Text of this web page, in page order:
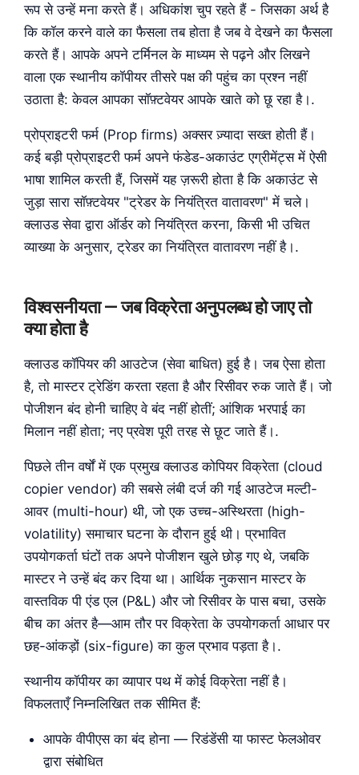
रूप से उन्हें मना करते हैं। अधिकांश चुप रहते हैं - जिसका अर्थ है
कि कॉल करने वाले का फैसला तब होता है जब वे देखने का फैसला
करते हैं। आपके अपने टर्मिनल के माध्यम से पढ़ने और लिखने
वाला एक स्थानीय कॉपीयर तीसरे पक्ष की पहुंच का प्रश्न नहीं
उठाता है: केवल आपका सॉफ़्टवेयर आपके खाते को छू रहा है।.
प्रोप्राइटरी फर्म (Prop firms) अक्सर ज़्यादा सख्त होती हैं।
कई बड़ी प्रोप्राइटरी फर्म अपने फंडेड-अकाउंट एग्रीमेंट्स में ऐसी
भाषा शामिल करती हैं, जिसमें यह ज़रूरी होता है कि अकाउंट से
जुड़ा सारा सॉफ़्टवेयर "ट्रेडर के नियंत्रित वातावरण" में चले।
क्लाउड सेवा द्वारा ऑर्डर को नियंत्रित करना, किसी भी उचित
व्याख्या के अनुसार, ट्रेडर का नियंत्रित वातावरण नहीं है।.
विश्वसनीयता — जब विक्रेता अनुपलब्ध हो जाए तो
क्या होता है
क्लाउड कॉपियर की आउटेज (सेवा बाधित) हुई है। जब ऐसा होता
है, तो मास्टर ट्रेडिंग करता रहता है और रिसीवर रुक जाते हैं। जो
पोजीशन बंद होनी चाहिए वे बंद नहीं होतीं; आंशिक भरपाई का
मिलान नहीं होता; नए प्रवेश पूरी तरह से छूट जाते हैं।.
पिछले तीन वर्षों में एक प्रमुख क्लाउड कोपियर विक्रेता (cloud
copier vendor) की सबसे लंबी दर्ज की गई आउटेज मल्टी-
आवर (multi-hour) थी, जो एक उच्च-अस्थिरता (high-
volatility) समाचार घटना के दौरान हुई थी। प्रभावित
उपयोगकर्ता घंटों तक अपने पोजीशन खुले छोड़ गए थे, जबकि
मास्टर ने उन्हें बंद कर दिया था। आर्थिक नुकसान मास्टर के
वास्तविक पी एंड एल (P&L) और जो रिसीवर के पास बचा, उसके
बीच का अंतर है—आम तौर पर विक्रेता के उपयोगकर्ता आधार पर
छह-आंकड़ों (six-figure) का कुल प्रभाव पड़ता है।.
स्थानीय कॉपीयर का व्यापार पथ में कोई विक्रेता नहीं है।
विफलताएँ निम्नलिखित तक सीमित हैं:
आपके वीपीएस का बंद होना — रिडंडेंसी या फास्ट फेलओवर
द्वारा संबोधित